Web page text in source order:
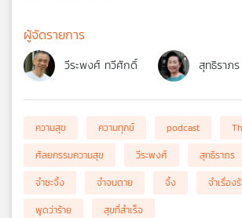
ผู้จัดรายการ
วีระพงศ์ ทวีศักดิ์ สุทธิราภ
ความสุข ความทุกข์ podcast
ศัลยกรรมความสุข
วีระพงศ์ สุทธิราภร
จำซะจึ้ง
จำจนตาย จึ้ง
จำเรื่อง
พูดว่าร้าย
สุขที่สำเร็จ